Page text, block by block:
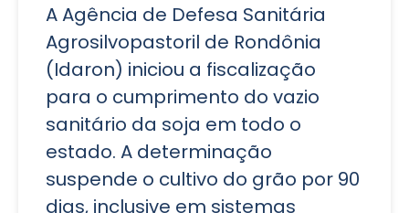
A Agência de Defesa Sanitária
Agrosilvopastoril de Rondônia
(Idaron) iniciou a fiscalização
para o cumprimento do vazio
sanitário da soja em todo o
estado. A determinação
suspende o cultivo do grão por 90
dias, inclusive em sistemas